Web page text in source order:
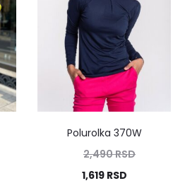
Polurolka 370W
2,490RSD
1,619 RSD